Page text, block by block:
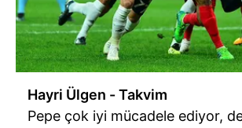
Hayri Ülgen - Takvim
Pepe çok iyi mücadele ediyor,